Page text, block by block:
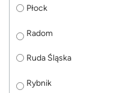
Płock
Radom
Ruda Śląska
Rybnik